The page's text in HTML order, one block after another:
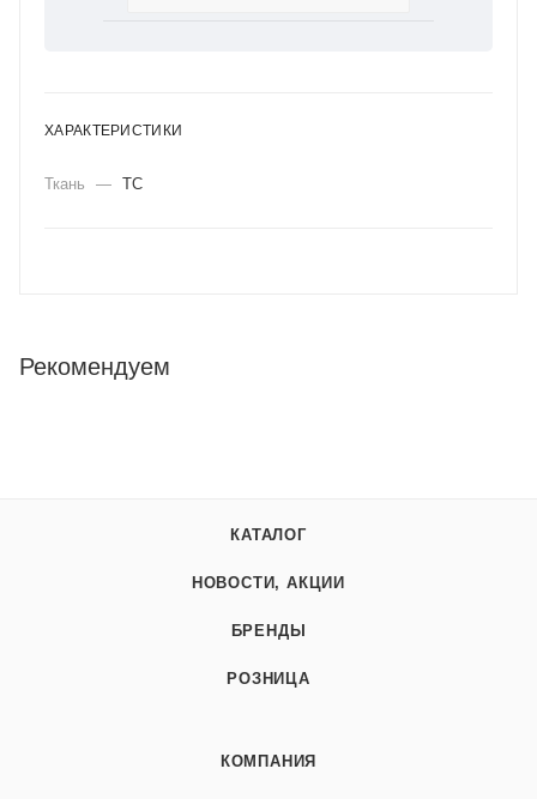
ХАРАКТЕРИСТИКИ
Ткань — ТС
Рекомендуем
КАТАЛОГ
НОВОСТИ, АКЦИИ
БРЕНДЫ
РОЗНИЦА
КОМПАНИЯ